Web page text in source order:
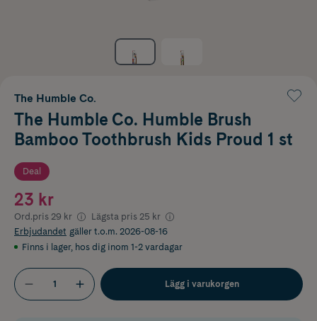
The Humble Co.
The Humble Co. Humble Brush
Bamboo Toothbrush Kids Proud 1 st
Deal
23 kr
Ord.pris 29 kr Lägsta pris 25 kr
Erbjudandet gäller t.o.m. 2026-08-16
Finns i lager, hos dig inom 1-2 vardagar
Lägg i varukorgen